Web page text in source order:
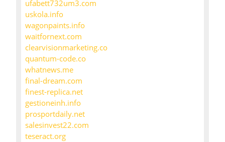
ufabett732um3.com
uskola.info
wagonpaints.info
waitfornext.com
clearvisionmarketing.co
quantum-code.co
whatnews.me
final-dream.com
finest-replica.net
gestioneinh.info
prosportdaily.net
salesinvest22.com
teseract.org